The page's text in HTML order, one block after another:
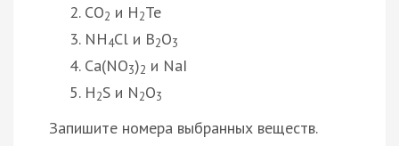
CO2 и H2Te
NH4Cl и B2O3
Са(NО3)2 и NaI
H2S и N2O3
Запишите номера выбранных веществ.